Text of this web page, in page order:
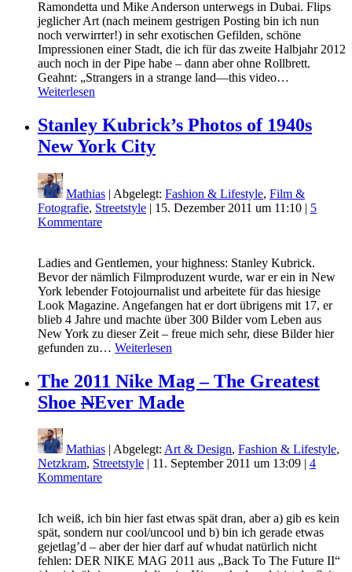
Ramondetta und Mike Anderson unterwegs in Dubai. Flips
jeglicher Art (nach meinem gestrigen Posting bin ich nun
noch verwirrter!) in sehr exotischen Gefilden, schöne
Impressionen einer Stadt, die ich für das zweite Halbjahr 2012
auch noch in der Pipe habe – dann aber ohne Rollbrett.
Geahnt: „Strangers in a strange land—this video…
Weiterlesen
Stanley Kubrick’s Photos of 1940s
New York City
Mathias | Abgelegt: Fashion & Lifestyle, Film &
Fotografie, Streetstyle | 15. Dezember 2011 um 11:10 | 5
Kommentare
Ladies and Gentlemen, your highness: Stanley Kubrick.
Bevor der nämlich Filmproduzent wurde, war er ein in New
York lebender Fotojournalist und arbeitete für das hiesige
Look Magazine. Angefangen hat er dort übrigens mit 17, er
blieb 4 Jahre und machte über 300 Bilder vom Leben aus
New York zu dieser Zeit – freue mich sehr, diese Bilder hier
gefunden zu… Weiterlesen
The 2011 Nike Mag – The Greatest
Shoe NEver Made
Mathias | Abgelegt: Art & Design, Fashion & Lifestyle,
Netzkram, Streetstyle | 11. September 2011 um 13:09 | 4
Kommentare
Ich weiß, ich bin hier fast etwas spät dran, aber a) gib es kein
spät, sondern nur cool/uncool und b) bin ich gerade etwas
gejetlag’d – aber der hier darf auf whudat natürlich nicht
fehlen: DER NIKE MAG 2011 aus „Back To The Future II“